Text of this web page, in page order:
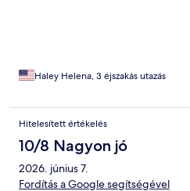
Haley Helena, 3 éjszakás utazás
Hitelesített értékelés
10/8 Nagyon jó
2026. június 7.
Fordítás a Google segítségével